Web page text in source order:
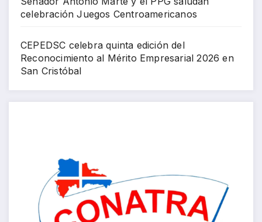
celebración Juegos Centroamericanos
CEPEDSC celebra quinta edición del
Reconocimiento al Mérito Empresarial 2026 en
San Cristóbal